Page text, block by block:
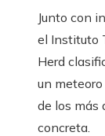
Junto con
el Instituto
Herd
un meteoro
de los más
concreta.